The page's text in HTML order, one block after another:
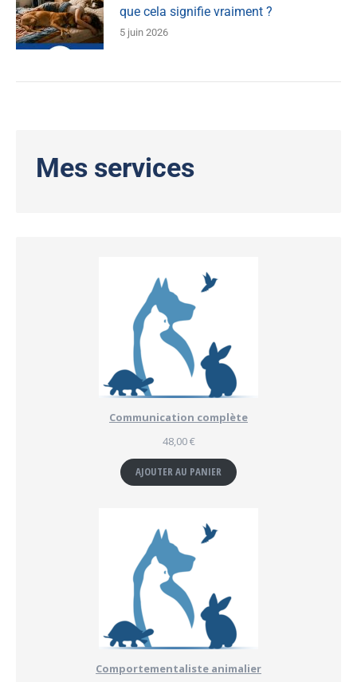
que cela signifie vraiment ?
5 juin 2026
Mes services
Communication complète
48,00€
AJOUTER AU PANIER
Comportementaliste animalier